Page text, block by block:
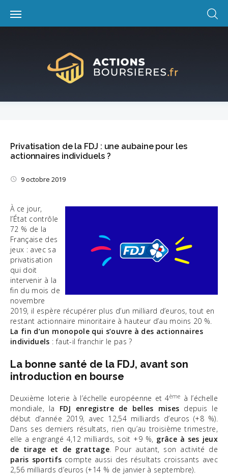
content
Privatisation de la FDJ : une aubaine pour les
actionnaires individuels ?
9 octobre 2019
À ce jour,
l’État contrôle
72 % de la
Française des
jeux : avec sa
privatisation
qui doit
intervenir à la
fin du mois de
novembre
2019, il espère récupérer plus d’un milliard d’euros, tout en
restant actionnaire minoritaire à hauteur d’au moins 20 %.
La fin d’un monopole qui s’ouvre à des actionnaires
individuels : faut-il franchir le pas ?
La bonne santé de la FDJ, avant son
introduction en bourse
Deuxième loterie à l’échelle européenne et 4ème à l’échelle
mondiale, la FDJ enregistre de belles mises depuis le
début d’année 2019, avec 12,54 milliards d’euros (+8 %).
Dans ses derniers résultats, rien qu’au troisième trimestre,
elle a engrangé 4,12 milliards, soit +9 %, grâce à ses jeux
de tirage et de grattage. Pour autant, son activité de
paris sportifs compte aussi des résultats croissants avec
2,56 milliards d’euros (+14 % de janvier à septembre).